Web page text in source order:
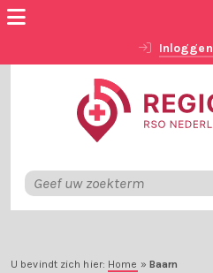
Inloggen
U bevindt zich hier: Home » Baarn